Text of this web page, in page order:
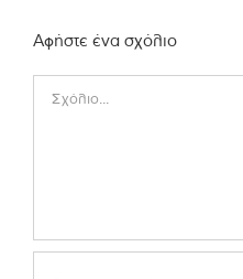
Αφήστε ένα σχόλιο